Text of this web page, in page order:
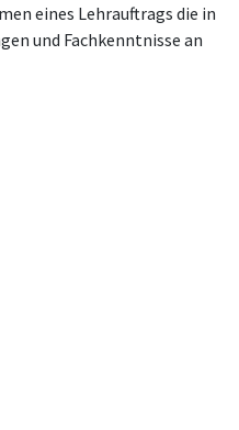
eines Lehrauftrags die in
und Fachkenntnisse an